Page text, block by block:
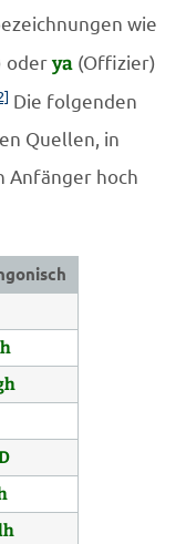
wie
oderya (Offizier)
Die folgenden
Quellen, in
Anfänger hoch